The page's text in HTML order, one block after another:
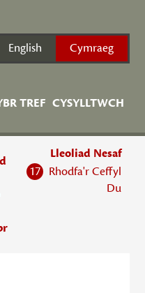
English Cymraeg
TREF CYSYLLTWCH
Lleoliad Nesaf
17
Rhodfa'r Ceffyl
Du